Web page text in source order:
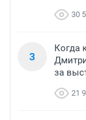
30
3
Когда
за
21